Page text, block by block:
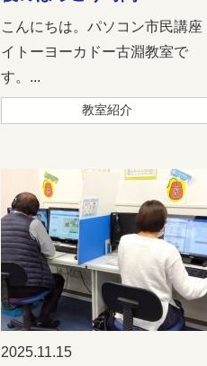
こんにちは。パソコン市民講座
イトーヨーカドー古淵教室で
す。...
教室紹介
2025.11.15